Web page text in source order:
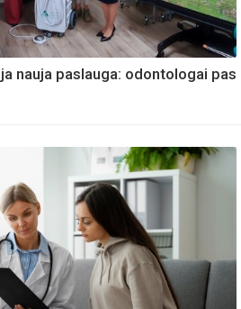
nauja paslauga: odontologai pas